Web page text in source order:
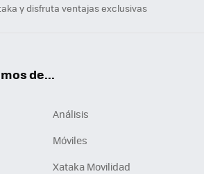
y disfruta ventajas exclusivas
de...
Análisis
Móviles
Xataka Movilidad